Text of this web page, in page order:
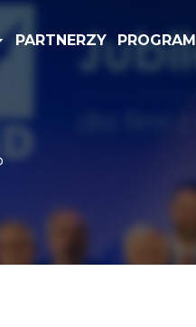
PARTNERZY PROGRAM